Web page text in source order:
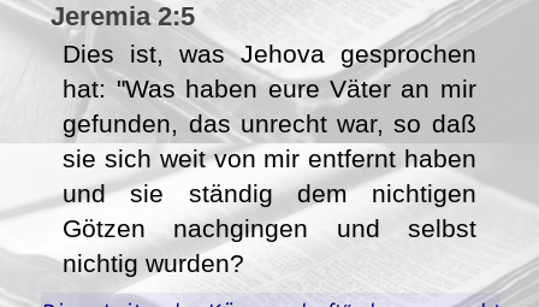
Jeremia 2:5
Dies ist, was Jehova gesprochen
hat: "Was haben eure Väter an mir
gefunden, das unrecht war, so daß
sie sich weit von mir entfernt haben
und sie ständig dem nichtigen
Götzen nachgingen und selbst
nichtig wurden?